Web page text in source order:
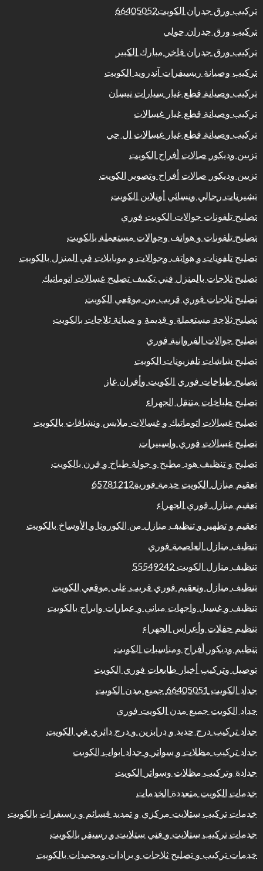
تركيب ورق جدران الكويت66405052
تركيب ورق جدران حولي
تركيب ورق جدران فاخر مبارك الكبير
تركيب وصيانة ريسيفرات آندرويد الكويت
تركيب وصيانة قطع غيار سيارات نيسان
تركيب وصيانة قطع غيار غسالات
تركيب وصيانة قطع غيار غسالات ال جي
تزيين وديكور صالات أفراح الكويت
تزيين وديكور صالات أفراح وتصوير الكويت
تشيرتات رجالي ونسائي أونلاين الكويت
تصليح تلفونات جوالات الكويت فوري
تصليح تلفونات و هواتف وجوالات مستعملة بالكويت
تصليح تلفونات و هواتف وجوالات و موبايلات في المنزل بالكويت
تصليح ثلاجات بالمنزل فني تكييف تصليح غسالات اتوماتيك
تصليح ثلاجات فوري قريب من موقعي الكويت
تصليح ثلاجة مستعملة و قديمة و صيانة ثلاجات بالكويت
تصليح جوالات الفروانية فوري
تصليح شاشات تلفزيونات الكويت
تصليح طباخات فوري الكويت وأفران غاز
تصليح طباخات متنقل الجهراء
تصليح غسالات اتوماتيك و غسالات ملابس ونشافات بالكويت
تصليح غسالات فوري واسبيرات
تصليح و تنظيف هود مطبخ و جولة طباخ و فرن بالكويت
تعقيم منازل الكويت خدمة فورية65781212
تعقيم منازل فوري الجهراء
تعقيم و تطهير و تنظيف منازل من الكورونا و الأوساخ بالكويت
تنظيف منازل العاصمة فوري
تنظيف منازل الكويت 55549242
تنظيف منازل وتعقيم فوري قريب على موقعي الكويت
تنظيف و غسيل واجهات مباني و عمارات وابراج بالكويت
تنظيم حفلات وأعراس الجهراء
تنظيم وديكور أفراح ومناسبات الكويت
توصيل وتركيب أخبار طابعات فوري الكويت
حداد الكويت 66405051 جميع مدن الكويت
حداد الكويت جميع مدن الكويت فوري
حداد تركيب درج حديد و درابزين و درج دائري في الكويت
حداد تركيب مظلات و سواتر و حداد ابواب الكويت
حدادة وتركيب مظلات وسواتر الكويت
خدمات الكويت متعددة الخدمات
خدمات تركيب ستلايت مركزي و تمديد قسائم و رسيفرات بالكويت
خدمات تركيب ستلايت و فني ستلايت و رسيفر بالكويت
خدمات تركيب و تصليح ثلاجات و برادات ومجمدات بالكويت